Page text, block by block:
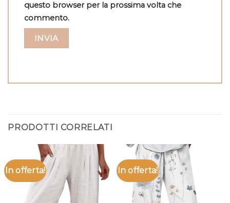
questo browser per la prossima volta che
commento.
PRODOTTI CORRELATI
In offerta! In offerta!